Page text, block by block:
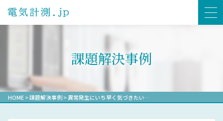
課題解決事例
HOME>課題解決事例>異常発生にいち早く気づきたい…